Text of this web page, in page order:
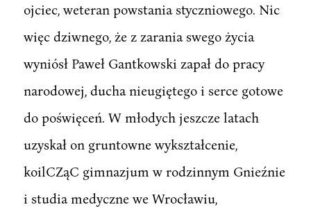
ojciec, weteran powstania styczniowego. Nic
więc dziwnego, że z zarania swego życia
wyniósł Paweł Gantkowski zapał do pracy
narodowej, ducha nieugiętego i serce gotowe
do poświęceń. W młodych jeszcze latach
uzyskał on gruntowne wykształcenie,
koilCZąC gimnazjum w rodzinnym Gnieźnie
i studia medyczne we Wrocławiu,